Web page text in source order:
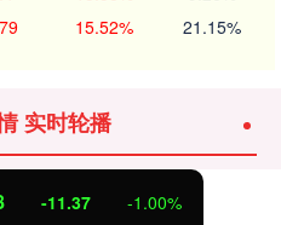
15.52% 21.15%
实时轮播
-11.37 -1.00%